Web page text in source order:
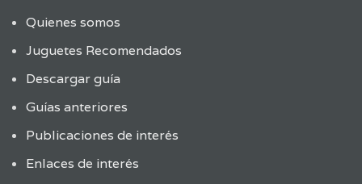
Quienes somos
Juguetes Recomendados
Descargar guía
Guías anteriores
Publicaciones de interés
Enlaces de interés